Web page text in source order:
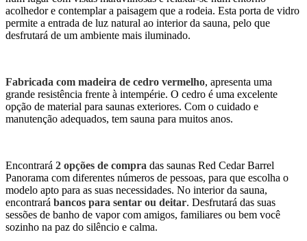
acolhedor e contemplar a paisagem que a rodeia. Esta porta de vidro
permite a entrada de luz natural ao interior da sauna, pelo que
desfrutará de um ambiente mais iluminado.
Fabricada com madeira de cedro vermelho, apresenta uma
grande resistência frente à intempérie. O cedro é uma excelente
opção de material para saunas exteriores. Com o cuidado e
manutenção adequados, tem sauna para muitos anos.
Encontrará 2 opções de compra das saunas Red Cedar Barrel
Panorama com diferentes números de pessoas, para que escolha o
modelo apto para as suas necessidades. No interior da sauna,
encontrará bancos para sentar ou deitar. Desfrutará das suas
sessões de banho de vapor com amigos, familiares ou bem você
sozinho na paz do silêncio e calma.